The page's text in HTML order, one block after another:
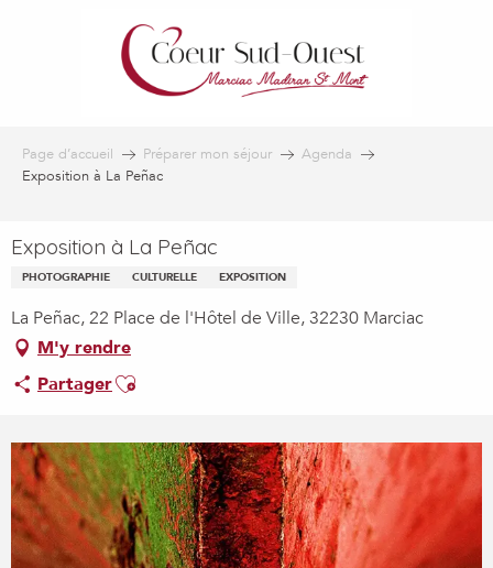
Page d’accueil Préparer mon séjour
Agenda
Exposition à La Peñac
Exposition à La Peñac
PHOTOGRAPHIE CULTURELLE EXPOSITION
La Peñac, 22 Place de l'Hôtel de Ville, 32230 Marciac
M'y rendre
PartagerAjouter aux favoris